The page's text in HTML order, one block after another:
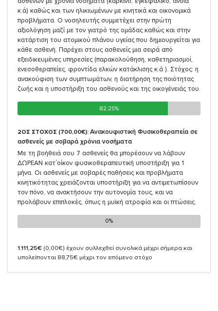
κ.ά) καθώς και των ηλικιωμένων με κινητικά και οικονομικά
προβλήματα. Ο νοσηλευτής συμμετέχει στην πρώτη
αξιολόγηση μαζί με τον γιατρό της ομάδας καθώς και στην
κατάρτιση του ατομικού πλάνου υγείας που δημιουργείται για
κάθε ασθενή. Παρέχει στους ασθενείς μια σειρά από
εξειδικευμένες υπηρεσίες (παρακολούθηση, καθετηριασμοί,
ενεσοθεραπείες, φροντίδα ελκών κατάκλισης κ.ά ). Στόχος: η
ανακούφιση των συμπτωμάτων, η διατήρηση της ποιότητας
ζωής και η υποστήριξη του ασθενούς και της οικογένειάς του.
82.25%
82.25%
2ΟΣ ΣΤΟΧΟΣ (700,00€): Ανακουφιστική Φυσικοθεραπεία σε
ασθενείς με σοβαρά χρόνια νοσήματα
Με τη βοήθειά σου 7 ασθενείς θα μπορέσουν να λάβουν
ΔΩΡΕΑΝ κατ΄οίκον φυσικοθεραπευτική υποστήριξη για 1
μήνα. Οι ασθενείς με σοβαρές παθήσεις και προβλήματα
κινητικότητας χρειάζονται υποστήριξη για να αντιμετωπίσουν
τον πόνο, να ανακτήσουν την αυτονομία τους, και να
προλάβουν επιπλοκές, όπως η μυϊκή ατροφία και οι πτώσεις.
0%
0%
1.111,25€ (0,00€) έχουν συλλεχθεί συνολικά μέχρι σήμερα και
υπολείπονται 88,75€ μέχρι τον επόμενο στόχο